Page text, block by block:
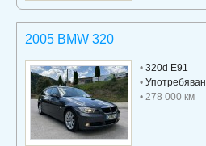
2005 BMW 320
• 320d E91
• Употребяван
• 278 000 км